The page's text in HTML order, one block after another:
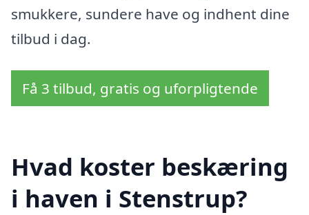
smukkere, sundere have og indhent dine
tilbud i dag.
Få 3 tilbud, gratis og uforpligtende
Hvad koster beskæring
i haven i Stenstrup?